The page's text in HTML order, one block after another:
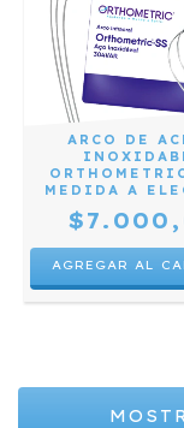
ARCO DE
MEDIDA A
AGREGAR AL